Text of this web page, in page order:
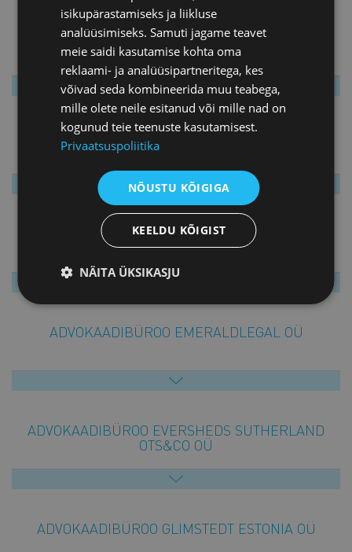
ADVOKAADIBÜROO AMOS OÜ
ADVOKAADIBÜROO COBALT OÜ
ADVOKAADIBÜROO CONCORDIA OÜ
ADVOKAADIBÜROO EMERALDLEGAL OÜ
ADVOKAADIBÜROO EVERSHEDS SUTHERLAND
OTS&CO OÜ
ADVOKAADIBÜROO GLIMSTEDT ESTONIA OÜ
isikupärastamiseks ja liikluse
analüüsimiseks. Samuti jagame teavet
meie saidi kasutamise kohta oma
reklaami- ja analüüsipartneritega, kes
võivad seda kombineerida muu teabega,
mille olete neile esitanud või mille nad on
kogunud teie teenuste kasutamisest.
Privaatsuspoliitika
NÕUSTU KÕIGIGA
KEELDU KÕIGIST
NÄITA ÜKSIKASJU